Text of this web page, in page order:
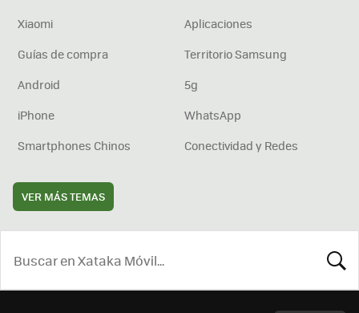
Xiaomi
Aplicaciones
Guías de compra
Territorio Samsung
Android
5g
iPhone
WhatsApp
Smartphones Chinos
Conectividad y Redes
VER MÁS TEMAS